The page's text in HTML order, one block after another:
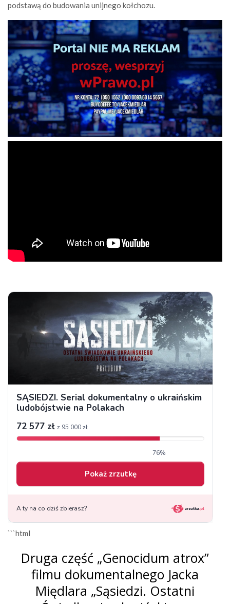
podstawą do budowania unijnego kołchozu.
```html
Druga część „Genocidum atrox”
filmu dokumentalnego Jacka
Międlara „Sąsiedzi. Ostatni